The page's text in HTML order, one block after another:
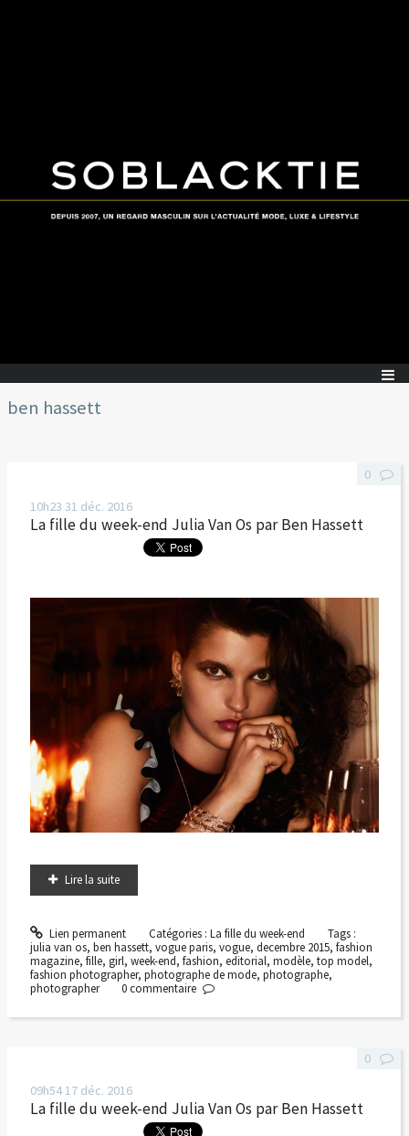
ben hassett
10h23 31 déc. 2016
La fille du week-end Julia Van Os par Ben Hassett
Lire la suite
Lien permanent Catégories : La fille du week-end
Tags :
julia van os, ben hassett, vogue paris, vogue, decembre 2015, fashion
magazine, fille, girl, week-end, fashion, editorial, modèle, top model,
fashion photographer, photographe de mode, photographe,
photographer
0
0commentaire
09h5417 déc. 2016
La fille du week-end Julia Van Os par Ben Hassett
0